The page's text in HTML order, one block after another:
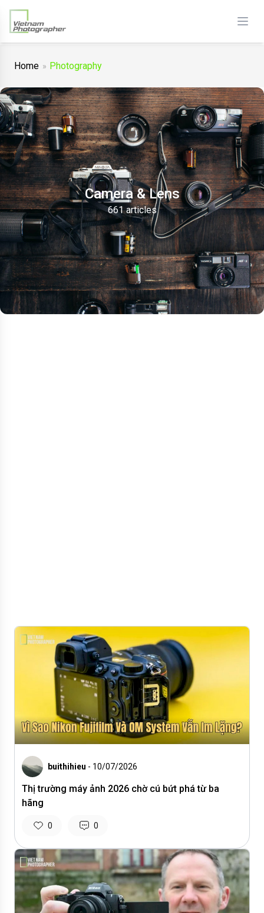
Home Photography
Camera & Lens
661 articles
buithihieu - 10/07/2026
Thị trường máy ảnh 2026 chờ cú bứt phá từ ba
hãng
0 0